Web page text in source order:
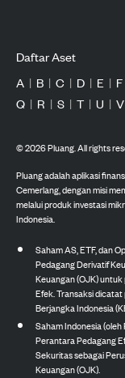
Daftar Aset
A | B | C | D | E | F
Q | R | S | T | U | V
©2026Pluang. All rights
Pluang adalah aplikasi
Cemerlang, dengan misi
melalui produk investasi
Indonesia.
Saham AS, ETF, dan
Pedagang Derivatif
Keuangan (OJK)
Efek. Transaksi
Berjangka Indonesia
Saham Indonesia
Perantara Pedagang
Sekuritas sebagai
Keuangan (OJK).